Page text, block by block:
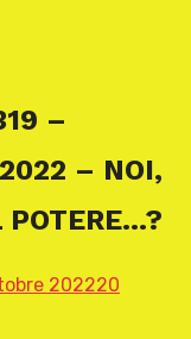
–
– NOI,
POTERE…?
202220